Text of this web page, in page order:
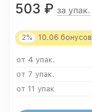
503 ₽ за упак.
2% 10.06 бонусов
от 4 упак.
от 7 упак.
от 11 упак